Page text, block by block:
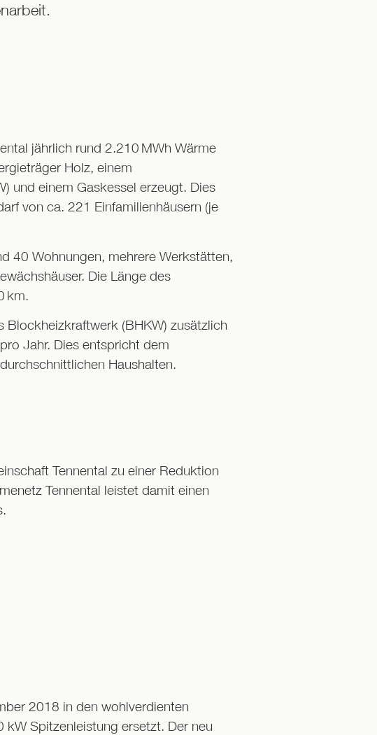
jährlich rund 2.210 MWh Wärme
Holz, einem
und einem Gaskessel erzeugt. Dies
von ca. 221 Einfamilienhäusern (je
40 Wohnungen, mehrere Werkstätten,
Die Länge des
km.
Blockheizkraftwerk (BHKW) zusätzlich
Jahr. Dies entspricht dem
Haushalten.
Tennental zu einer Reduktion
Tennental leistet damit einen
2018 in den wohlverdienten
Spitzenleistung ersetzt. Der neu